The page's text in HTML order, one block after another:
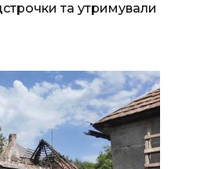
та утримували